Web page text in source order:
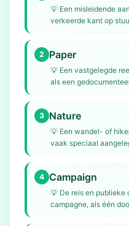
💡 Een misleidende
verkeerde kant op
2 Paper
💡 Een vastgelegde
als een
3 Nature
💡 Een wandel- of
vaak speciaal
4 Campaign
💡 De reis en publieke
campagne, als één